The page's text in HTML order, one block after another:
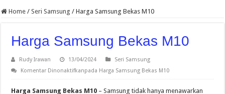
Home / Seri Samsung / Harga Samsung Bekas M10
Harga Samsung Bekas M10
Rudy Irawan 13/04/2024
Seri Samsung
Komentar Dinonaktifkanpada Harga Samsung Bekas M10
Harga Samsung Bekas M10 – Samsung tidak hanya menawarkan